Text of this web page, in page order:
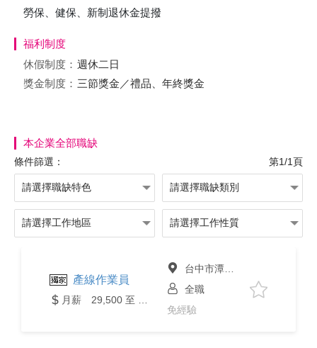
勞保、健保、新制退休金提撥
福利制度
休假制度： 週休二日
獎金制度： 三節獎金／禮品、年終獎金
本企業全部職缺
條件篩選： 第1/1頁
產線作業員
台中市潭子區
全職
免經驗